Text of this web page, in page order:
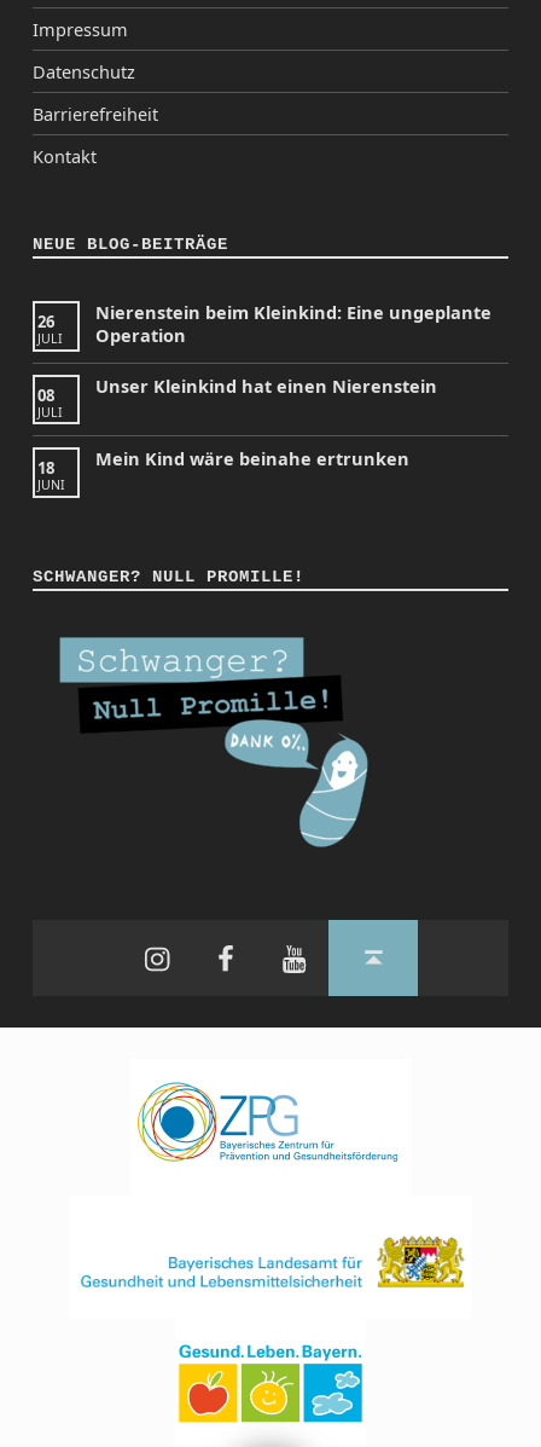
Impressum
Datenschutz
Barrierefreiheit
Kontakt
NEUE BLOG-BEITRÄGE
26
JULI
Nierenstein beim Kleinkind: Eine ungeplante
Operation
08
JULI
Unser Kleinkind hat einen Nierenstein
18
JUNI
Mein Kind wäre beinahe ertrunken
SCHWANGER? NULL PROMILLE!
FacebookYouTubeBack to top ↑